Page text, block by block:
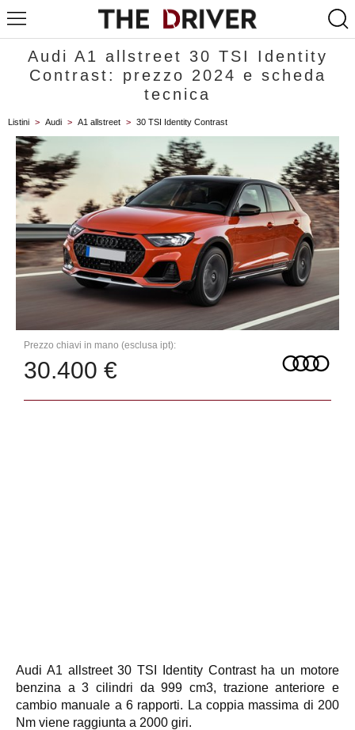
Audi A1 allstreet 30 TSI Identity
Contrast: prezzo 2024 e scheda
tecnica
Listini > Audi > A1 allstreet > 30 TSI Identity Contrast
Prezzo chiavi in mano (esclusa ipt):
30.400 €
Audi A1 allstreet 30 TSI Identity Contrast ha un motore
benzina a 3 cilindri da 999 cm3, trazione anteriore e
cambio manuale a 6 rapporti. La coppia massima di 200
Nm viene raggiunta a 2000 giri.